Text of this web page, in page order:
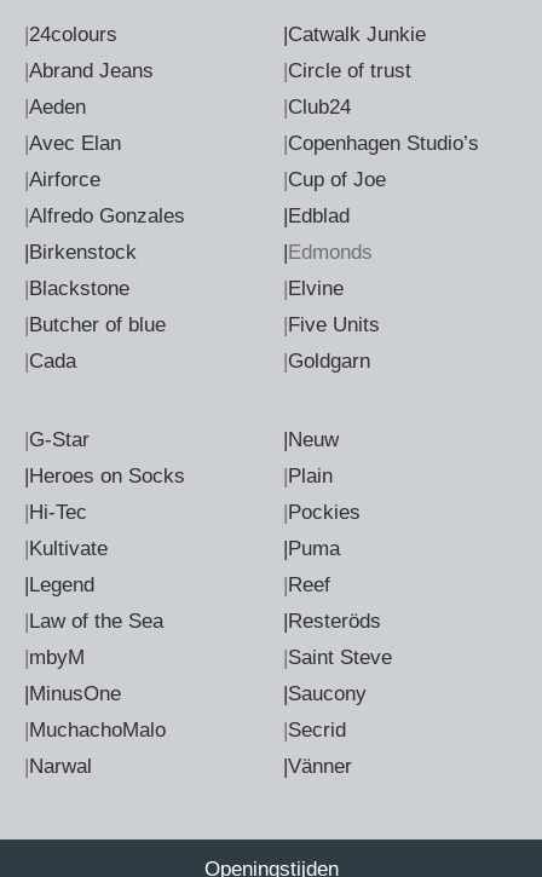
24colours
Abrand Jeans
Aeden
Avec Elan
Airforce
Alfredo Gonzales
|Birkenstock
Blackstone
Butcher of blue
Cada
Catwalk Junkie
Circle of trust
Club24
Copenhagen Studio’s
Cup of Joe
|Edblad
Edmonds
Elvine
Five Units
Goldgarn
G-Star
|Heroes on Socks
Hi-Tec
Kultivate
|Legend
Law of the Sea
mbyM
|MinusOne
MuchachoMalo
Narwal
|Neuw
Plain
Pockies
|Puma
Reef
|Resteröds
Saint Steve
|Saucony
Secrid
|Vänner
Openingstijden